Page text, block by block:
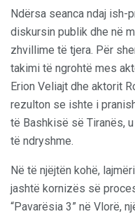
Ndërsa seanca ndaj ish-
diskursin publik dhe në
zhvillime të tjera. Për
takimi të ngrohtë mes
Erion Veliajt dhe aktorit
rezulton se ishte i
të Bashkisë së Tiranës,
të ndryshme.
Në të njëjtën kohë,
jashtë kornizës së
“Pavarësia 3” në Vlorë,